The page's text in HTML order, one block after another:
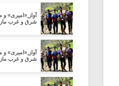
آواز ِ«امیری» و
شرق و غرب
آواز ِ«امیری» و
شرق و غرب